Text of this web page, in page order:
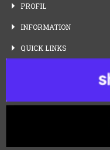
PROFIL
INFORMATION
QUICK LINKS